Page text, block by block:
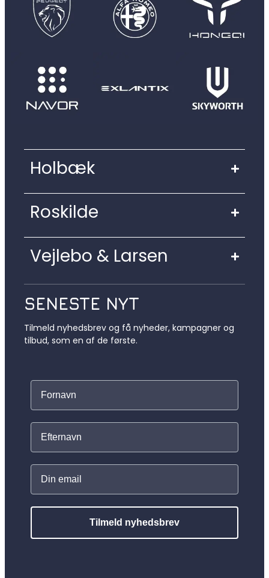
Holbæk
Roskilde
Vejlebo & Larsen
SENESTE NYT
Tilmeld nyhedsbrev og få nyheder, kampagner og
tilbud, som en af de første.
Tilmeld nyhedsbrev